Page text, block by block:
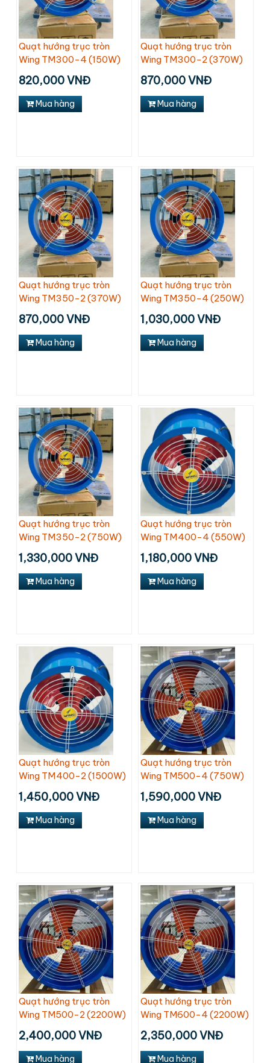
Quạt hướng trục tròn
Wing TM300-4 (150W)
820,000 VNĐ
Mua hàng
Quạt hướng trục tròn
Wing TM300-2 (370W)
870,000 VNĐ
Mua hàng
Quạt hướng trục tròn
Wing TM350-2 (370W)
870,000 VNĐ
Mua hàng
Quạt hướng trục tròn
Wing TM350-4 (250W)
1,030,000 VNĐ
Mua hàng
Quạt hướng trục tròn
Wing TM350-2 (750W)
1,330,000 VNĐ
Mua hàng
Quạt hướng trục tròn
Wing TM400-4 (550W)
1,180,000 VNĐ
Mua hàng
Quạt hướng trục tròn
Wing TM400-2 (1500W)
1,450,000 VNĐ
Mua hàng
Quạt hướng trục tròn
Wing TM500-4 (750W)
1,590,000 VNĐ
Mua hàng
Quạt hướng trục tròn
Wing TM500-2 (2200W)
2,400,000 VNĐ
Mua hàng
Quạt hướng trục tròn
Wing TM600-4 (2200W)
2,350,000 VNĐ
Mua hàng